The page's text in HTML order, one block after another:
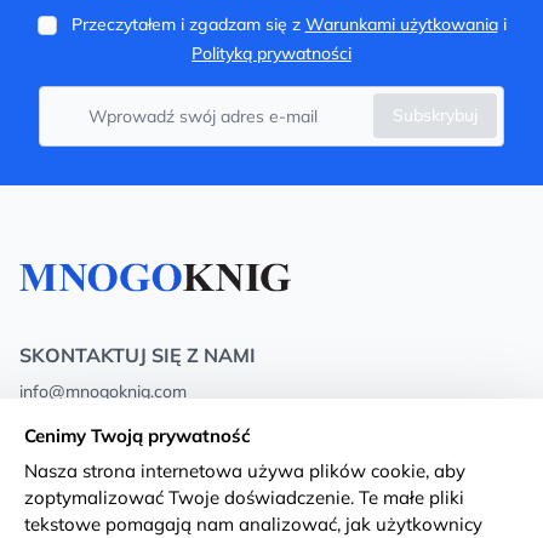
Przeczytałem i zgadzam się z Warunkami użytkowaniai
Polityką prywatności
Subskrybuj
SKONTAKTUJ SIĘ Z NAMI
info@mnogoknig.com
Rīga, Augusta Deglava 69d, LV-1082
O nas Privacy Policy
Cenimy Twoją prywatność
Nasza strona internetowa używa plików cookie, aby
zoptymalizować Twoje doświadczenie. Te małe pliki
tekstowe pomagają nam analizować, jak użytkownicy